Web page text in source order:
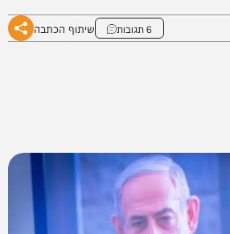
6 תגובות שיתוף הכתבה